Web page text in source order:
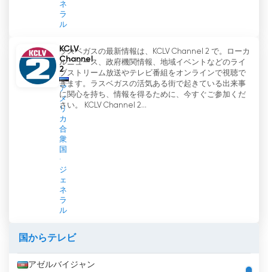
ネ
ラ
ル
KCLV
Channel
2
ア
メ
リ
カ
合
衆
国
ジ
ェ
ネ
ラ
ル
ラスベガスの最新情報は、KCLV Channel 2 で。ローカ
ルニュース、政府機関情報、地域イベントなどのライ
ブストリーム放送やテレビ番組をオンラインで視聴で
きます。ラスベガスの活気ある街で起きている出来事
に関心を持ち、情報を得るために、今すぐご参加くだ
さい。 KCLV Channel 2...
国からテレビ
アゼルバイジャン